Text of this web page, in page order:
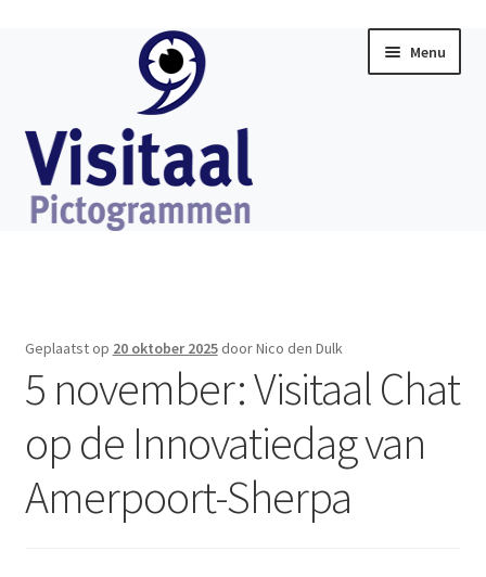
inhoud
Menu
Software
Producten
Media
Geplaatst op 20 oktober 2025 door Nico den Dulk
5 november: Visitaal Chat
op de Innovatiedag van
Amerpoort-Sherpa